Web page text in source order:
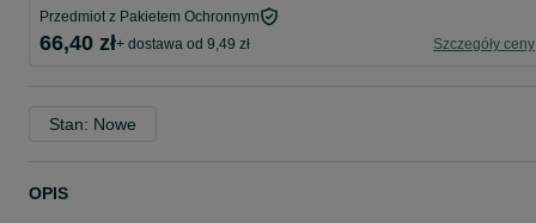
Przedmiot z Pakietem Ochronnym
66,40 zł+ dostawa od 9,49 zł Szczegóły ceny
Stan: Nowe
OPIS